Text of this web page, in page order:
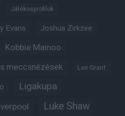
Játékosprofilok
Evans Joshua Zirkzee
Kobbie Mainoo
meccsnézések Lee Grant
Ligakupa
Luke Shaw